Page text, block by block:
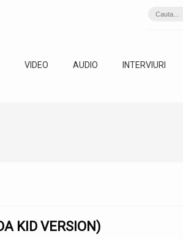
VIDEO AUDIO INTERVIURI
KID VERSION)